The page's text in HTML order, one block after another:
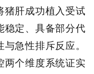
猪肝成功植入受试
稳定、具备部分代
急性排斥反应。
两个维度系统证实